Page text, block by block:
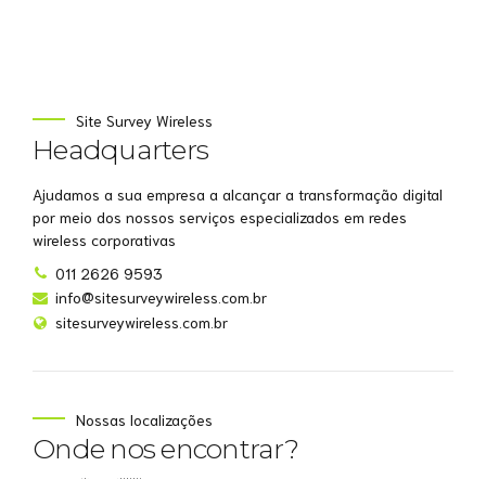
Site Survey Wireless
Headquarters
Ajudamos a sua empresa a alcançar a transformação digital
por meio dos nossos serviços especializados em redes
wireless corporativas
011 2626 9593
info@sitesurveywireless.com.br
sitesurveywireless.com.br
Nossas localizações
Onde nos encontrar?